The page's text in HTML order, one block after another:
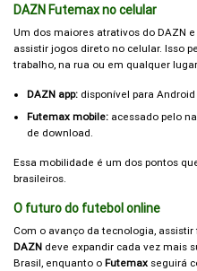
DAZN Futemax no celular
Um dos maiores atrativos do DAZN
assistir jogos direto no celular. Isso
trabalho, na rua ou em qualquer
DAZN app: disponível para
Futemax mobile: acessado pelo
de download.
Essa mobilidade é um dos pontos
brasileiros.
O futuro do futebol online
Com o avanço da tecnologia,
DAZN deve expandir cada vez mais
Brasil, enquanto o Futemax seguirá